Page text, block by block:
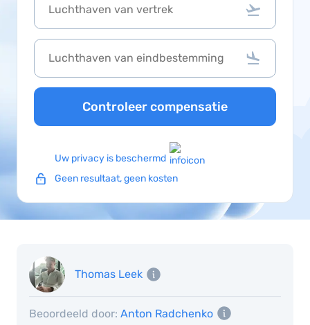
Controleer compensatie
Uw privacy is beschermd
Geen resultaat, geen kosten
Thomas Leek
Beoordeeld door: Anton Radchenko